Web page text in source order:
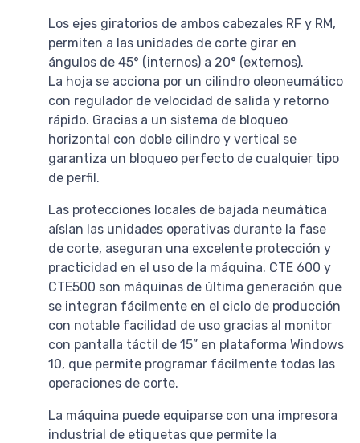
Los ejes giratorios de ambos cabezales RF y RM,
permiten a las unidades de corte girar en
ángulos de 45° (internos) a 20° (externos).
La hoja se acciona por un cilindro oleoneumático
con regulador de velocidad de salida y retorno
rápido. Gracias a un sistema de bloqueo
horizontal con doble cilindro y vertical se
garantiza un bloqueo perfecto de cualquier tipo
de perfil.
Las protecciones locales de bajada neumática
aíslan las unidades operativas durante la fase
de corte, aseguran una excelente protección y
practicidad en el uso de la máquina. CTE 600 y
CTE500 son máquinas de última generación que
se integran fácilmente en el ciclo de producción
con notable facilidad de uso gracias al monitor
con pantalla táctil de 15” en plataforma Windows
10, que permite programar fácilmente todas las
operaciones de corte.
La máquina puede equiparse con una impresora
industrial de etiquetas que permite la